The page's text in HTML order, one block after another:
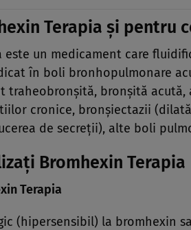
Terapia şi pentru
este un medicament care
în boli bronhopulmonare
traheobronşită, bronşită acută,
cronice, bronşiectazii
de secreţii), alte boli
Bromhexin Terapia
Terapia
(hipersensibil) la bromhexin